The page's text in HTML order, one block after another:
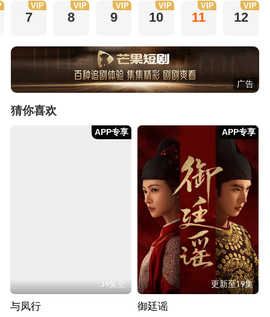
7
VIP
8
VIP
9
VIP
10
VIP
11
VIP
12
VIP
广告
猜你喜欢
APP专享
39集全
与凤行
APP专享
更新至19集
御廷谣